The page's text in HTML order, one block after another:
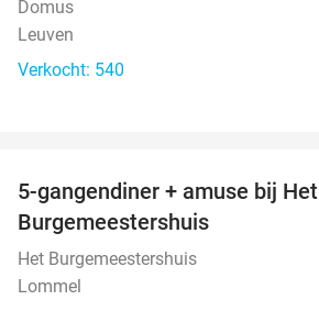
Domus
Leuven
Verkocht: 540
5-gangendiner + amuse bij Het
Burgemeestershuis
Het Burgemeestershuis
Lommel